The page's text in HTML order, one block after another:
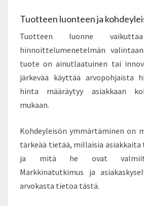
Tuotteen luonteen ja
Tuotteen luonne
hinnoittelumenetelmän
tuote on ainutlaatuinen tai
järkevää käyttää arvopohjaista
hinta määräytyy asiakkaan
mukaan.
Kohdeyleisön ymmärtäminen on
tärkeää tietää, millaisia
ja mitä he ovat valmiita
Markkinatutkimus ja
arvokasta tietoa tästä.